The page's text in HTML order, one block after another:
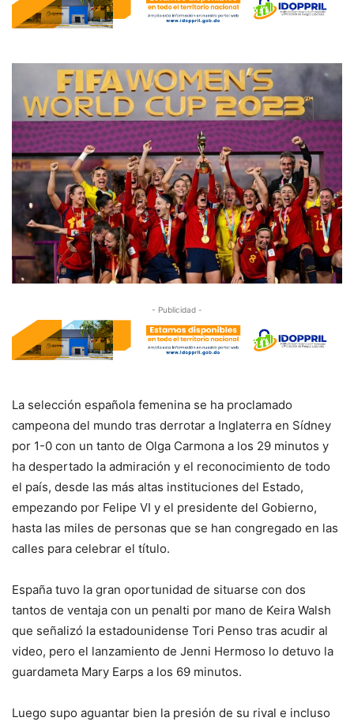
- Publicidad -
La selección española femenina se ha proclamado
campeona del mundo tras derrotar a Inglaterra en Sídney
por 1-0 con un tanto de Olga Carmona a los 29 minutos y
ha despertado la admiración y el reconocimiento de todo
el país, desde las más altas instituciones del Estado,
empezando por Felipe VI y el presidente del Gobierno,
hasta las miles de personas que se han congregado en las
calles para celebrar el título.
España tuvo la gran oportunidad de situarse con dos
tantos de ventaja con un penalti por mano de Keira Walsh
que señalizó la estadounidense Tori Penso tras acudir al
video, pero el lanzamiento de Jenni Hermoso lo detuvo la
guardameta Mary Earps a los 69 minutos.
Luego supo aguantar bien la presión de su rival e incluso